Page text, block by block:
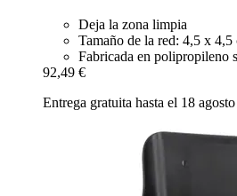
Deja la zona limpia
Tamaño de la red: 4,5 x 4,5
Fabricada en polipropileno
92,49 €
Entrega gratuita hasta el 18 agosto